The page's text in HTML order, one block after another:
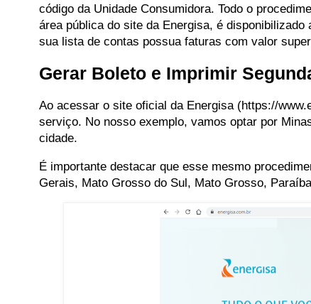
código da Unidade Consumidora. Todo o
área pública do site da Energisa, é
sua lista de contas possua faturas com valor
Gerar Boleto e Imprimir
Ao acessar o site oficial da Energisa (https://
serviço. No nosso exemplo, vamos optar por
cidade.
É importante destacar que esse mesmo
Gerais, Mato Grosso do Sul, Mato Grosso,